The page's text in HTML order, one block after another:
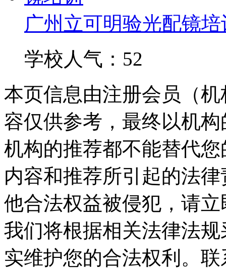
广州立可明验光配镜培
学校人气：52
本页信息由注册会员（
容仅供参考，最终以机
机构的推荐都不能替代
内容和推荐所引起的法
他合法权益被侵犯，请
我们将根据相关法律法
实维护您的合法权利。